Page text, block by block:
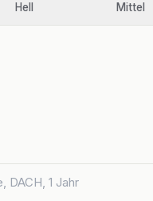
Hell Mittel